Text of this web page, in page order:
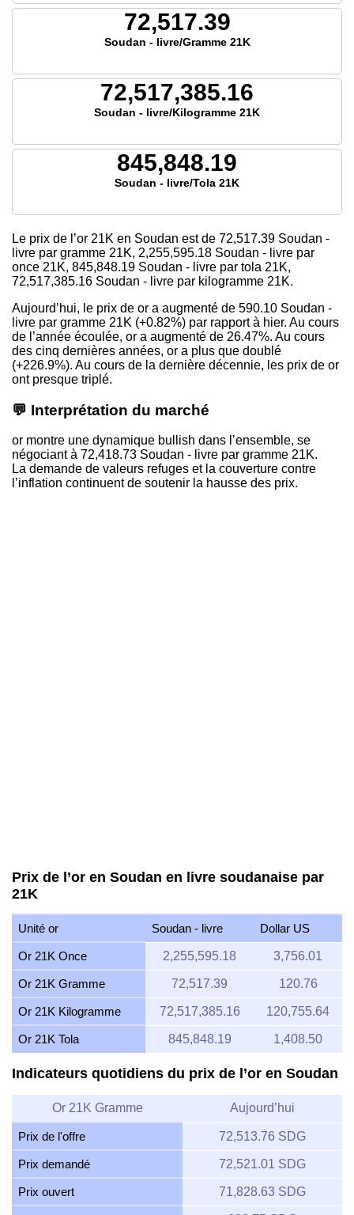
72,517.39
Soudan - livre/Gramme 21K
72,517,385.16
Soudan - livre/Kilogramme 21K
845,848.19
Soudan - livre/Tola 21K
Le prix de l’or 21K en Soudan est de 72,517.39 Soudan -
livre par gramme 21K, 2,255,595.18 Soudan - livre par
once 21K, 845,848.19 Soudan - livre par tola 21K,
72,517,385.16 Soudan - livre par kilogramme 21K.
Aujourd’hui, le prix de or a augmenté de 590.10 Soudan -
livre par gramme 21K (+0.82%) par rapport à hier. Au cours
de l’année écoulée, or a augmenté de 26.47%. Au cours
des cinq dernières années, or a plus que doublé
(+226.9%). Au cours de la dernière décennie, les prix de or
ont presque triplé.
💬 Interprétation du marché
or montre une dynamique bullish dans l’ensemble, se
négociant à 72,418.73 Soudan - livre par gramme 21K.
La demande de valeurs refuges et la couverture contre
l’inflation continuent de soutenir la hausse des prix.
Prix de l’or en Soudan en livre soudanaise par
21K
Unité or Soudan - livre Dollar US
Or 21K Once 2,255,595.18 3,756.01
Or 21K Gramme 72,517.39 120.76
Or 21K Kilogramme 72,517,385.16 120,755.64
Or 21K Tola 845,848.19 1,408.50
Indicateurs quotidiens du prix de l’or en Soudan
Or 21K Gramme Aujourd’hui
Prix de l'offre 72,513.76 SDG
Prix demandé 72,521.01 SDG
Prix ouvert 71,828.63 SDG